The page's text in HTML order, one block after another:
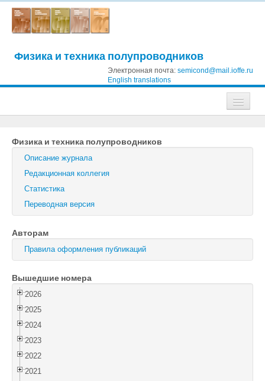
Физика и техника полупроводников
Электронная почта: semicond@mail.ioffe.ru
English translations
Журнал технической физики
Письма в Журнал технической физики
Физика твердого тела
Физика и техника полупроводников
Оптика и спектроскопия
Поиск
Войти
Физика и техника полупроводников
Описание журнала
Редакционная коллегия
Статистика
Переводная версия
Авторам
Правила оформления публикаций
Вышедшие номера
2026
2025
2024
2023
2022
2021